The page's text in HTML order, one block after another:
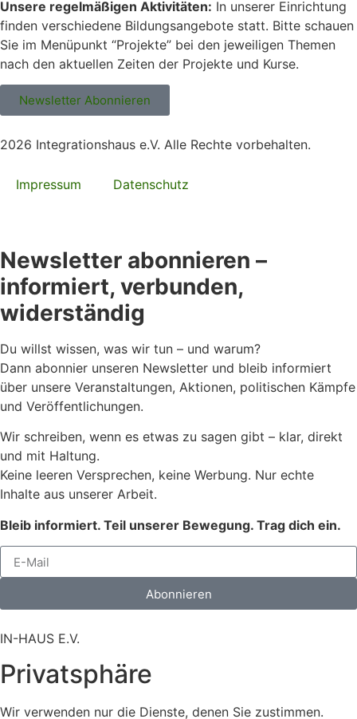
Unsere regelmäßigen Aktivitäten: In unserer Einrichtung
finden verschiedene Bildungsangebote statt. Bitte schauen
Sie im Menüpunkt “Projekte” bei den jeweiligen Themen
nach den aktuellen Zeiten der Projekte und Kurse.
Newsletter Abonnieren
2026 Integrationshaus e.V. Alle Rechte vorbehalten.
Impressum Datenschutz
Newsletter abonnieren –
informiert, verbunden,
widerständig
Du willst wissen, was wir tun – und warum?
Dann abonnier unseren Newsletter und bleib informiert
über unsere Veranstaltungen, Aktionen, politischen Kämpfe
und Veröffentlichungen.
Wir schreiben, wenn es etwas zu sagen gibt – klar, direkt
und mit Haltung.
Keine leeren Versprechen, keine Werbung. Nur echte
Inhalte aus unserer Arbeit.
Bleib informiert. Teil unserer Bewegung. Trag dich ein.
Abonnieren
IN-HAUS E.V.
Privatsphäre
Wir verwenden nur die Dienste, denen Sie zustimmen.